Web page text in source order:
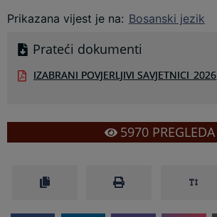
Prikazana vijest je na: Bosanski jezik
Prateći dokumenti
IZABRANI POVJERLJIVI SAVJETNICI_2026
5970PREGLEDA